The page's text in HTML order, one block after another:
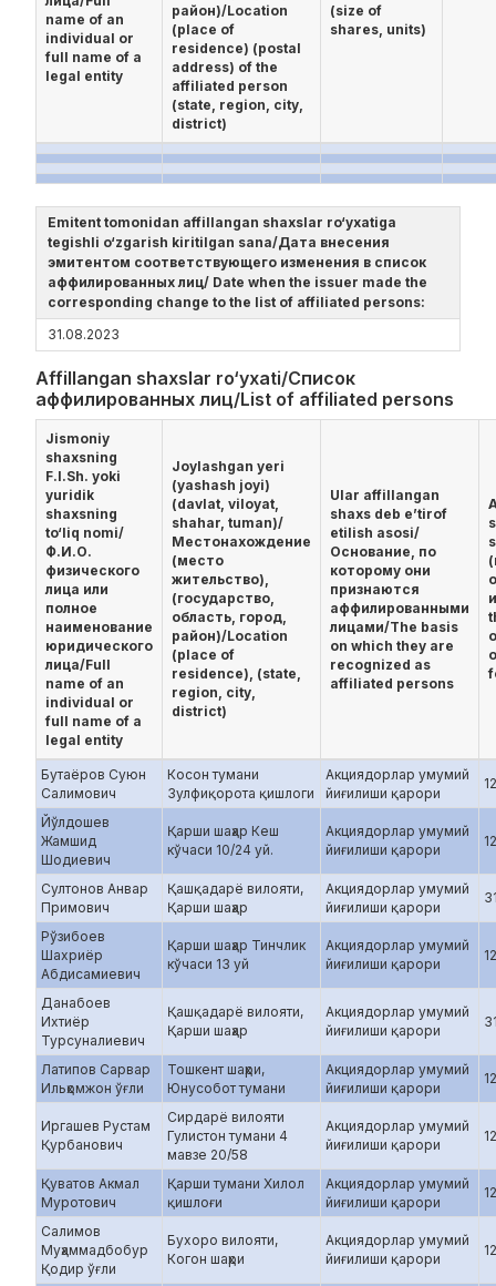
name of an
individual or
full name of a
legal entity
район)/Location
(place of
residence) (postal
address) of the
affiliated person
(state, region, city,
district)
(size of
shares, units)
Emitent tomonidan affillangan shaxslar ro‘yxatiga
tegishli o‘zgarish kiritilgan sana/Дата внесения
эмитентом соответствующего изменения в список
аффилированных лиц/ Date when the issuer made the
corresponding change to the list of affiliated persons:
31.08.2023
Affillangan shaxslar ro‘yxati/Список
аффилированных лиц/List of affiliated persons
Jismoniy
shaxsning
F.I.Sh. yoki
yuridik
shaxsning
to‘liq nomi/
Ф.И.О.
физического
лица или
полное
наименование
юридического
лица/Full
name of an
individual or
full name of a
legal entity
Joylashgan yeri
(yashash joyi)
(davlat, viloyat,
shahar, tuman)/
Местонахождение
(место
жительство),
(государство,
область, город,
район)/Location
(place of
residence), (state,
region, city,
district)
Ular affillangan
shaxs deb e’tirof
etilish asosi/
Основание, по
которому они
признаются
аффилированными
лицами/The basis
on which they are
recognized as
affiliated persons
Бутаёров Суюн
Салимович
Косон тумани
Зулфиқорота қишлоги
Акциядорлар умумий
йиғилиши қарори
Йўлдошев
Жамшид
Шодиевич
Қарши шаҳар Кеш
кўчаси 10/24 уй.
Акциядорлар умумий
йиғилиши қарори
Султонов Анвар
Примович
Қашқадарё вилояти,
Қарши шаҳар
Акциядорлар умумий
йиғилиши қарори
Рўзибоев
Шахриёр
Абдисамиевич
Қарши шаҳар Тинчлик
кўчаси 13 уй
Акциядорлар умумий
йиғилиши қарори
Данабоев
Ихтиёр
Турсуналиевич
Қашқадарё вилояти,
Қарши шаҳар
Акциядорлар умумий
йиғилиши қарори
Латипов Сарвар
Ильҳомжон ўғли
Тошкент шаҳри,
Юнусобот тумани
Акциядорлар умумий
йиғилиши қарори
Иргашев Рустам
Қурбанович
Сирдарё вилояти
Гулистон тумани 4
мавзе 20/58
Акциядорлар умумий
йиғилиши қарори
Қуватов Акмал
Муротович
Қарши тумани Хилол
қишлоғи
Акциядорлар умумий
йиғилиши қарори
Салимов
Муҳаммадбобур
Қодир ўғли
Бухоро вилояти,
Когон шаҳри
Акциядорлар умумий
йиғилиши қарори